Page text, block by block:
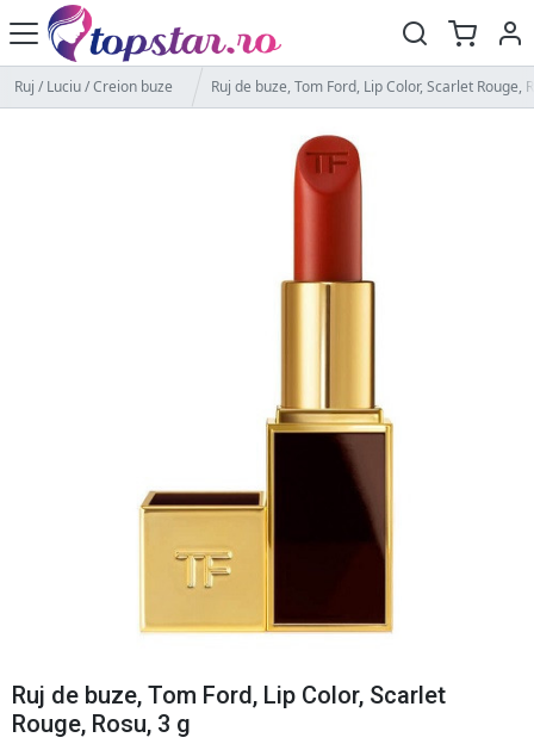
Ruj / Luciu / Creion buze Ruj de buze, Tom Ford, Lip Color, Scarlet Rouge,
Ruj de buze, Tom Ford, Lip Color, Scarlet
Rouge, Rosu, 3 g